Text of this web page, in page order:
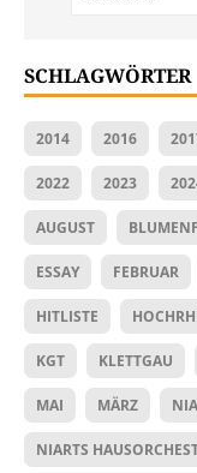
SCHLAGWÖRTER
2014 2016
2022 2023
AUGUST
ESSAY FEBRUAR
HITLISTE
KGT KLETTGAU
MAI MÄRZ
NIARTS